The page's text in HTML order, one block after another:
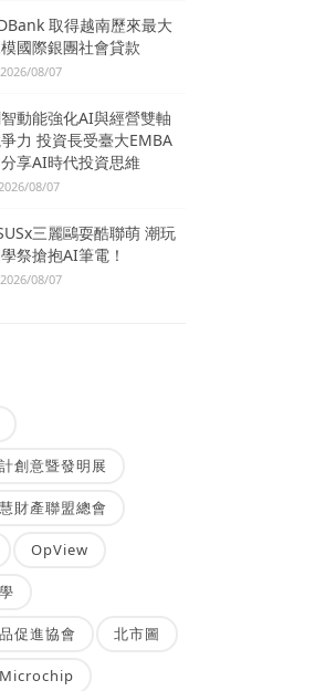
取得越南歷來最大
國際銀團社會貸款
2026/08/07
動能強化AI與經營雙軸
力 投資長受臺大EMBA
享AI時代投資思維
2026/08/07
三麗鷗耍酷聯萌 潮玩
祭搶抱AI筆電！
2026/08/07
創意暨發明展
財產聯盟總會
OpView
促進協會 北市圖
Microchip